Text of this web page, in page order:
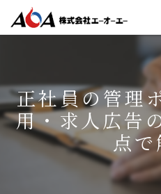
正社員の管理
用・求人広告
点で